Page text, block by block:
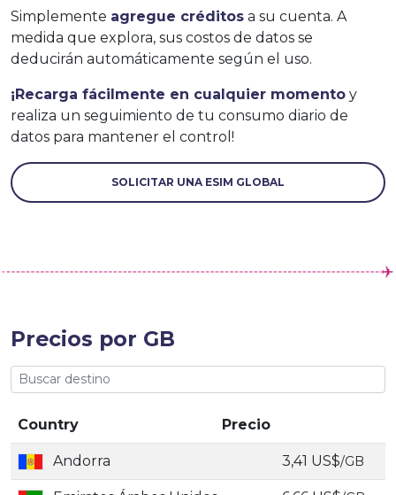
Simplemente agregue créditos a su cuenta. A
medida que explora, sus costos de datos se
deducirán automáticamente según el uso.
¡Recarga fácilmente en cualquier momento y
realiza un seguimiento de tu consumo diario de
datos para mantener el control!
SOLICITAR UNA ESIM GLOBAL
Precios por GB
Country Precio
Andorra 3,41 US$/GB